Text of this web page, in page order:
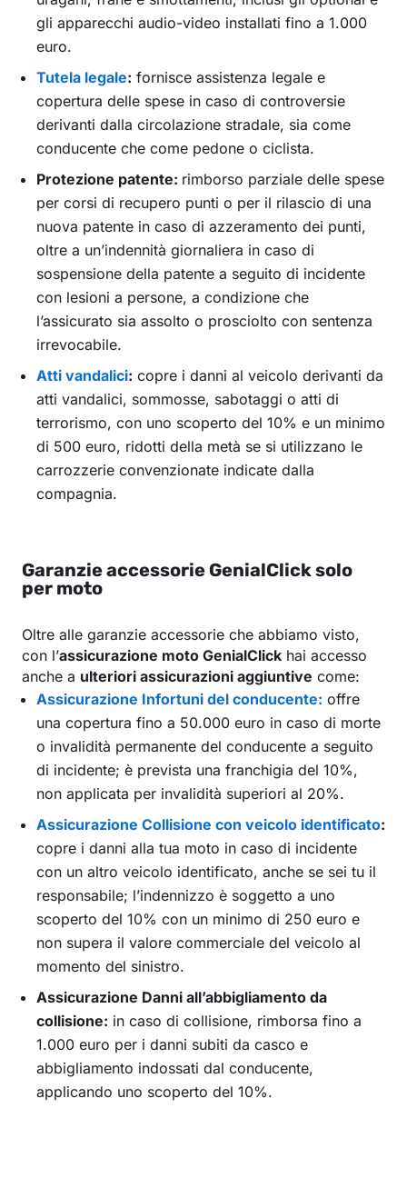
gli apparecchi audio-video installati fino a 1.000
euro.
Tutela legale: fornisce assistenza legale e
copertura delle spese in caso di controversie
derivanti dalla circolazione stradale, sia come
conducente che come pedone o ciclista.
Protezione patente: rimborso parziale delle spese
per corsi di recupero punti o per il rilascio di una
nuova patente in caso di azzeramento dei punti,
oltre a un’indennità giornaliera in caso di
sospensione della patente a seguito di incidente
con lesioni a persone, a condizione che
l’assicurato sia assolto o prosciolto con sentenza
irrevocabile.
Atti vandalici: copre i danni al veicolo derivanti da
atti vandalici, sommosse, sabotaggi o atti di
terrorismo, con uno scoperto del 10% e un minimo
di 500 euro, ridotti della metà se si utilizzano le
carrozzerie convenzionate indicate dalla
compagnia.
Garanzie accessorie GenialClick solo
per moto
Oltre alle garanzie accessorie che abbiamo visto,
con l’assicurazione moto GenialClick hai accesso
anche a ulteriori assicurazioni aggiuntive come:
Assicurazione Infortuni del conducente: offre
una copertura fino a 50.000 euro in caso di morte
o invalidità permanente del conducente a seguito
di incidente; è prevista una franchigia del 10%,
non applicata per invalidità superiori al 20%.
Assicurazione Collisione con veicolo identificato:
copre i danni alla tua moto in caso di incidente
con un altro veicolo identificato, anche se sei tu il
responsabile; l’indennizzo è soggetto a uno
scoperto del 10% con un minimo di 250 euro e
non supera il valore commerciale del veicolo al
momento del sinistro.
Assicurazione Danni all’abbigliamento da
collisione: in caso di collisione, rimborsa fino a
1.000 euro per i danni subiti da casco e
abbigliamento indossati dal conducente,
applicando uno scoperto del 10%.